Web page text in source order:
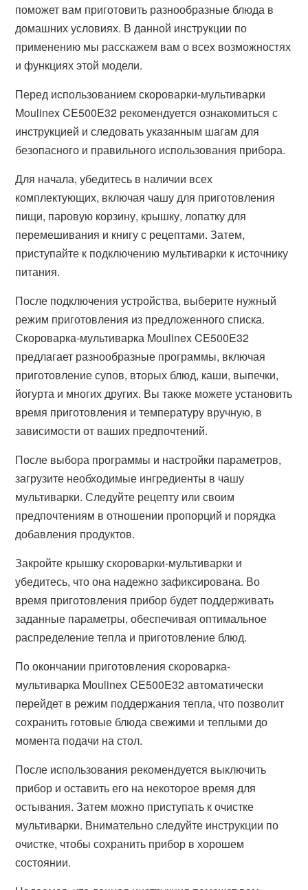
поможет вам приготовить разнообразные блюда в
домашних условиях. В данной инструкции по
применению мы расскажем вам о всех возможностях
и функциях этой модели.
Перед использованием скороварки-мультиварки
Moulinex CE500E32 рекомендуется ознакомиться с
инструкцией и следовать указанным шагам для
безопасного и правильного использования прибора.
Для начала, убедитесь в наличии всех
комплектующих, включая чашу для приготовления
пищи, паровую корзину, крышку, лопатку для
перемешивания и книгу с рецептами. Затем,
приступайте к подключению мультиварки к источнику
питания.
После подключения устройства, выберите нужный
режим приготовления из предложенного списка.
Скороварка-мультиварка Moulinex CE500E32
предлагает разнообразные программы, включая
приготовление супов, вторых блюд, каши, выпечки,
йогурта и многих других. Вы также можете установить
время приготовления и температуру вручную, в
зависимости от ваших предпочтений.
После выбора программы и настройки параметров,
загрузите необходимые ингредиенты в чашу
мультиварки. Следуйте рецепту или своим
предпочтениям в отношении пропорций и порядка
добавления продуктов.
Закройте крышку скороварки-мультиварки и
убедитесь, что она надежно зафиксирована. Во
время приготовления прибор будет поддерживать
заданные параметры, обеспечивая оптимальное
распределение тепла и приготовление блюд.
По окончании приготовления скороварка-
мультиварка Moulinex CE500E32 автоматически
перейдет в режим поддержания тепла, что позволит
сохранить готовые блюда свежими и теплыми до
момента подачи на стол.
После использования рекомендуется выключить
прибор и оставить его на некоторое время для
остывания. Затем можно приступать к очистке
мультиварки. Внимательно следуйте инструкции по
очистке, чтобы сохранить прибор в хорошем
состоянии.